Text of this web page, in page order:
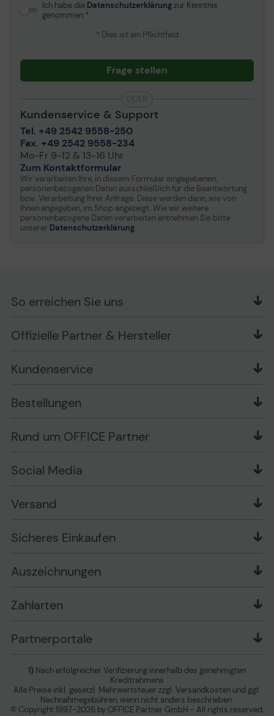
Ich habe die Datenschutzerklärungzur Kenntnis
genommen.
* Dies ist ein Pflichtfeld
Frage stellen
Kundenservice & Support
Tel. +49 2542 9558-250
Fax. +49 2542 9558-234
Mo-Fr 9-12 & 13-16 Uhr
Zum Kontaktformular
Wir verarbeiten Ihre, in diesem Formular eingegebenen,
personenbezogenen Daten ausschließlich für die Beantwortung
bzw. Verarbeitung Ihrer Anfrage. Diese werden dann, wie von
Ihnen angegeben, im Shop angezeigt. Wie wir weitere
personenbezogene Daten verarbeiten entnehmen Sie bitte
unserer Datenschutzerklärung.
Offizielle Partner & Hersteller
Kundenservice
Bewertungsrichtlinien
Wissen mit OP
Markenshops
Garantiearten
Information zur Entsorgung von Batterien und
Vertrag widerrufen
Bestellungen
Versand im Namen Dritter
Muster-Widerrufsformular
Versandinformationen
Sicheres Einkaufen
AGB
Rund um OFFICE Partner
Stellenangebote
Playox.de
Presse
Impressum
Zu den Barrierefreiheitseinstellungen
Erklärung zur Barrierefreiheit
So erreichen Sie uns
Schlesierring 35
Telefon: +49 (0) 2542 / 9558250
Ansprechpartner bei fehlerhafter Ware und Schäden
Social Media
Versand
Sicheres Einkaufen
Auszeichnungen
Zahlarten
Partnerportale
1) Nach erfolgreicher Verifizierung innerhalb des genehmigten
Kreditrahmens
Alle Preise inkl. gesetzl. Mehrwertsteuer zzgl. Versandkosten und ggf.
Nachnahmegebühren, wenn nicht anders beschrieben.
© Copyright 1997-2026 by OFFICE Partner GmbH - All rights reserved.